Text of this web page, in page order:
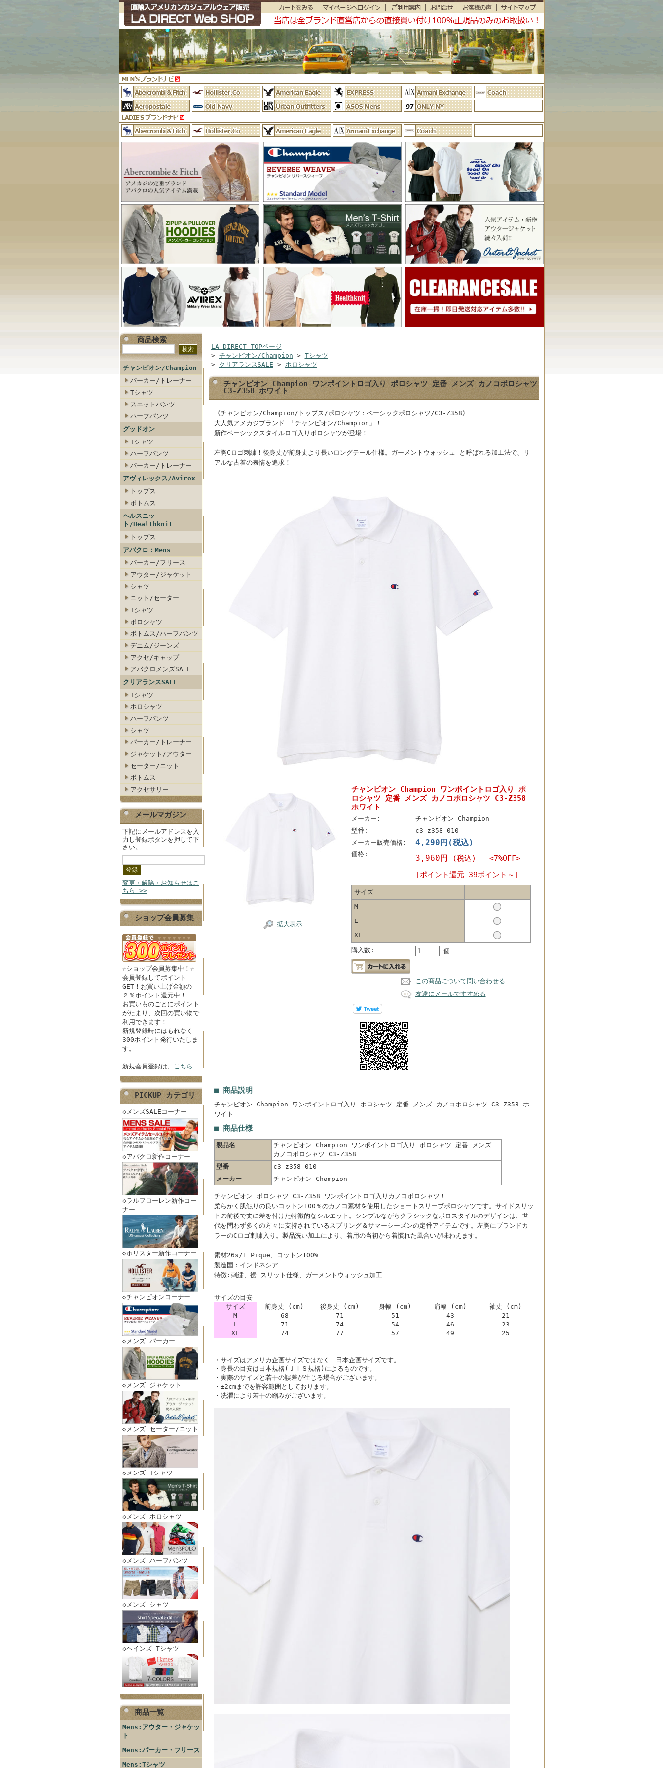
商品検索
チャンピオン/Champion
パーカー/トレーナー
Tシャツ
スエットパンツ
ハーフパンツ
グッドオン
Tシャツ
ハーフパンツ
パーカー/トレーナー
アヴィレックス/Avirex
トップス
ボトムス
ヘルスニッ
ト/Healthknit
トップス
アバクロ：Mens
パーカー/フリース
アウター/ジャケット
シャツ
ニット/セーター
Tシャツ
ポロシャツ
ボトムス/ハーフパンツ
デニム/ジーンズ
アクセ/キャップ
アバクロメンズSALE
クリアランスSALE
Tシャツ
ポロシャツ
ハーフパンツ
シャツ
パーカー/トレーナー
ジャケット/アウター
セーター/ニット
ボトムス
アクセサリー
メールマガジン
下記にメールアドレスを入
力し登録ボタンを押して下
さい。
変更・解除・お知らせはこ
ちら >>
ショップ会員募集
☆ショップ会員募集中！☆
会員登録してポイント
GET！お買い上げ金額の
２％ポイント還元中！
お買いものごとにポイント
がたまり、次回の買い物で
利用できます！
新規登録時にはもれなく
300ポイント発行いたしま
す。
新規会員登録は、 こちら
PICKUP カテゴリ
◇メンズSALEコーナー
◇アバクロ新作コーナー
◇ラルフローレン新作コー
ナー
◇ホリスター新作コーナー
◇チャンピオンコーナー
◇メンズ パーカー
◇メンズ ジャケット
◇メンズ セーター/ニット
◇メンズ Tシャツ
◇メンズ ポロシャツ
◇メンズ ハーフパンツ
◇メンズ シャツ
◇ヘインズ Tシャツ
商品一覧
Mens:アウター・ジャケッ
ト
Mens:パーカー・フリース
Mens:Tシャツ
LA DIRECT TOPページ
> チャンピオン/Champion > Tシャツ
> クリアランスSALE > ポロシャツ
チャンピオン Champion ワンポイントロゴ入り ポロシャツ 定番 メンズ カノコポロシャツ
C3-Z358 ホワイト
《チャンピオン/Champion/トップス/ポロシャツ：ベーシックポロシャツ/C3-Z358》
大人気アメカジブランド 「チャンピオン/Champion」！
新作ベーシックスタイルロゴ入りポロシャツが登場！
左胸Cロゴ刺繍！後身丈が前身丈より長いロングテール仕様。ガーメントウォッシュ と呼ばれる加工法で、リ
アルな古着の表情を追求！
拡大表示
チャンピオン Champion ワンポイントロゴ入り ポ
ロシャツ 定番 メンズ カノコポロシャツ C3-Z358
ホワイト
メーカー:
チャンピオン Champion
型番:
c3-z358-010
メーカー販売価格:
4,290円(税込)
価格: 3,960円 (税込) <7%OFF>
[ポイント還元 39ポイント～]
サイズ
M
L
XL
購入数:
個
この商品について問い合わせる
友達にメールですすめる
■ 商品説明
チャンピオン Champion ワンポイントロゴ入り ポロシャツ 定番 メンズ カノコポロシャツ C3-Z358 ホ
ワイト
■ 商品仕様
製品名
チャンピオン Champion ワンポイントロゴ入り ポロシャツ 定番 メンズ
カノコポロシャツ C3-Z358
型番
c3-z358-010
メーカー
チャンピオン Champion
チャンピオン ポロシャツ C3-Z358 ワンポイントロゴ入りカノコポロシャツ！
柔らかく肌触りの良いコットン100％のカノコ素材を使用したショートスリーブポロシャツです。サイドスリッ
トの前後で丈に差を付けた特徴的なシルエット。シンプルながらクラシックなポロスタイルのデザインは、世
代を問わず多くの方々に支持されているスプリング＆サマーシーズンの定番アイテムです。左胸にブランドカ
ラーのCロゴ刺繍入り。製品洗い加工により、着用の当初から着慣れた風合いが味わえます。
素材26s/1 Pique、コットン100%
製造国：インドネシア
特徴:刺繍、裾 スリット仕様、ガーメントウォッシュ加工
サイズの目安
サイズ
前身丈 (cm) 後身丈 (cm) 身幅 (cm) 肩幅 (cm)
袖丈 (cm)
M
68 71 51 43
21
L
71 74 54 46
23
XL
74 77 57 49 25
・サイズはアメリカ企画サイズではなく、日本企画サイズです。
・身長の目安は日本規格(ＪＩＳ規格)によるものです。
・実際のサイズと若干の誤差が生じる場合がございます。
・±2cmまでを許容範囲としております。
・洗濯により若干の縮みがございます。